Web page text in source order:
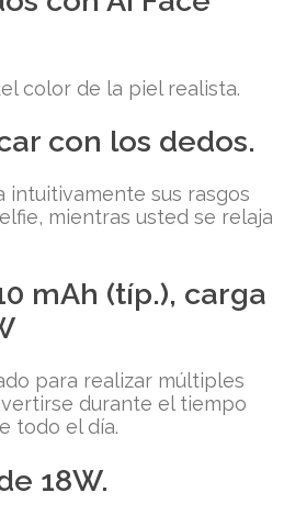
color de la piel realista.
con los dedos.
sus rasgos
mientras usted se relaja
mAh (típ.), carga
para realizar múltiples
durante el tiempo
todo el día.
18W.